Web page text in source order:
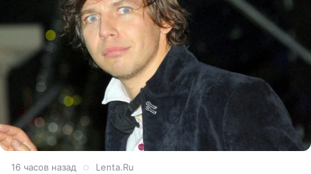
16 часов назад Lenta.Ru